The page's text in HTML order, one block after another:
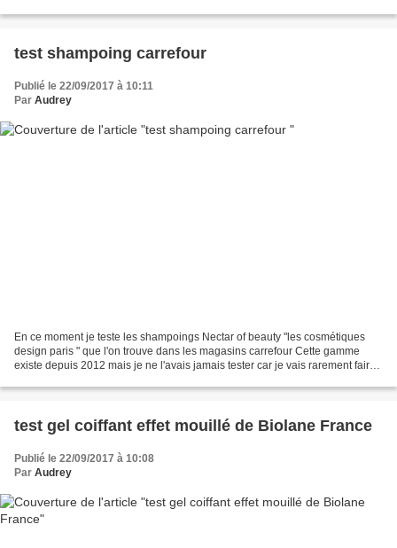
test shampoing carrefour
Publié le 22/09/2017 à 10:11
Par Audrey
En ce moment je teste les shampoings Nectar of beauty "les cosmétiques
design paris " que l'on trouve dans les magasins carrefour Cette gamme
existe depuis 2012 mais je ne l'avais jamais tester car je vais rarement faire
test gel coiffant effet mouillé de Biolane France
Publié le 22/09/2017 à 10:08
Par Audrey